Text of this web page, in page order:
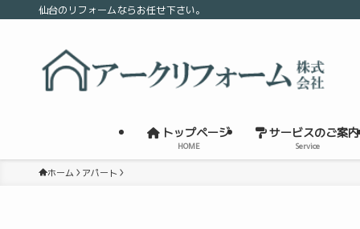
仙台のリフォームならお任せ下さい。
トップページ
HOME
サービスのご案内
Service
ホーム アパート